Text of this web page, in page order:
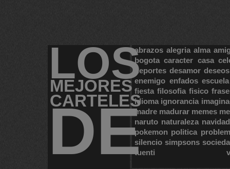
LOS
MEJORES
CARTELES
DE
abrazos alegria alma
bogota caracter casa
deportes desamor deseos
enemigo enfados escuela
fiesta filosofia fisico
idioma ignorancia
madre madurar memes
naruto naturaleza navidad
pokemon politica
silencio simpsons
tuenti